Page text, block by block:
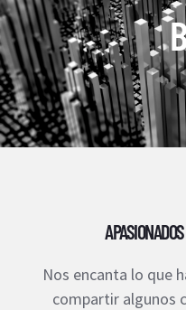
Nos encanta lo que
compartir algunos